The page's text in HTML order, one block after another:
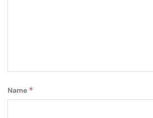
Name *